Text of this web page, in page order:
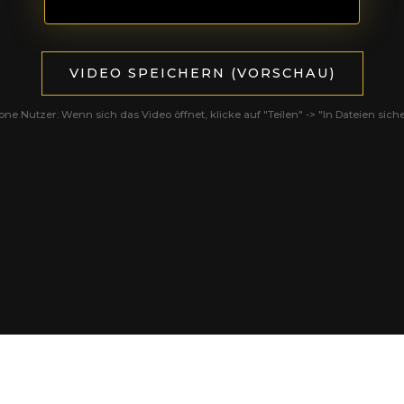
VIDEO SPEICHERN (VORSCHAU)
Nutzer: Wenn sich das Video öffnet, klicke auf "Teilen" -> "In Dateien